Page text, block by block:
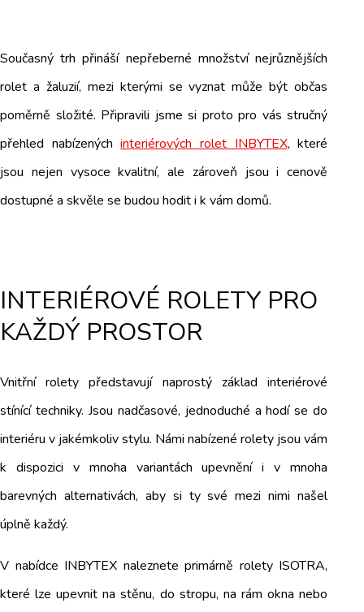
Současný trh přináší nepřeberné množství nejrůznějších
rolet a žaluzií, mezi kterými se vyznat může být občas
poměrně složité. Připravili jsme si proto pro vás stručný
přehled nabízenýchinteriérových rolet INBYTEX, které
jsou nejen vysoce kvalitní, ale zároveň jsou i cenově
dostupné a skvěle se budou hodit i k vám domů.
INTERIÉROVÉ ROLETY PRO
KAŽDÝ PROSTOR
Vnitřní rolety představují naprostý základ interiérové
stínící techniky. Jsou nadčasové, jednoduché a hodí se do
interiéru v jakémkoliv stylu. Námi nabízené rolety jsou vám
k dispozici v mnoha variantách upevnění i v mnoha
barevných alternativách, aby si ty své mezi nimi našel
úplně každý.
V nabídce INBYTEX naleznete primárně rolety ISOTRA,
které lze upevnit na stěnu, do stropu, na rám okna nebo